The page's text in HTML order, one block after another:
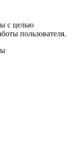
с целью
пользователя.